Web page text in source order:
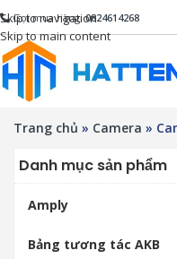
Skip to navigation
Skip to main content
Gọi mua hàng:0824614268
Trang chủ » Camera »
Danh mục sản phẩm
Amply
Bảng tương tác AKB